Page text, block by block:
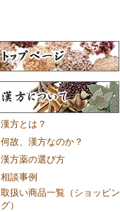
漢方とは？
何故、漢方なのか？
漢方薬の選び方
相談事例
取扱い商品一覧（ショッピン
グ）